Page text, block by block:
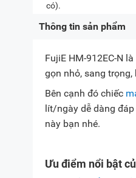
có).
Thông tin sản phẩm
FujiE HM-912EC-N
gọn nhỏ, sang
Bên cạnh đó chiếc
lít/ngày dễ dàng
này bạn nhé.
Ưu điểm nổi bật